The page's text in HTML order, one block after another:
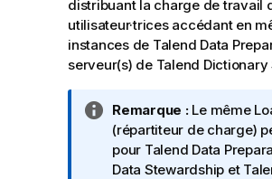
distribuant la charge de travail
utilisateur·trices accédant en
instances de Talend Data
serveur(s) de Talend
N
o
t
e
Remarque :Le même
(répartiteur de charge)
pour Talend Data
Data Stewardship et